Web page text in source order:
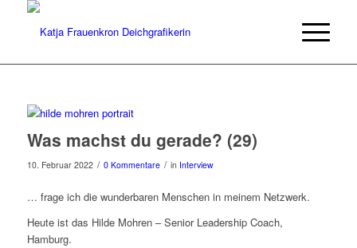
Was machst du gerade? (29)
10. Februar 2022 / 0 Kommentare / in Interview
… frage ich die wunderbaren Menschen in meinem Netzwerk.
Heute ist das Hilde Mohren – Senior Leadership Coach,
Hamburg.